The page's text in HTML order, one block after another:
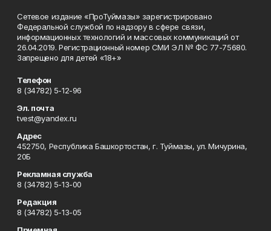
Сетевое издание «ПроТуймазы» зарегистрировано
Федеральной службой по надзору в сфере связи,
информационных технологий и массовых коммуникаций от
26.04.2019. Регистрационный номер СМИ ЭЛ № ФС 77-75680.
Запрещено для детей «18+»
Телефон
8 (34782) 5-12-96
Эл. почта
tvest@yandex.ru
Адрес
452750, Республика Башкортостан, г. Туймазы, ул. Мичурина,
20Б
Рекламная служба
8 (34782) 5-13-00
Редакция
8 (34782) 5-13-05